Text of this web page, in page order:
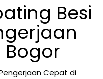
Besi
Cepat di